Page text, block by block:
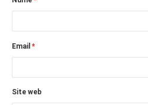
Email *
Site web